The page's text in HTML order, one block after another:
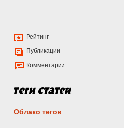
Рейтинг
Публикации
Комментарии
Облако тегов